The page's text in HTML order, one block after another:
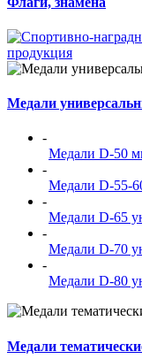
продукция
Медали
-
Медали D-50
-
Медали D-55-
-
Медали D-65
-
Медали D-70
-
Медали D-80
Медали